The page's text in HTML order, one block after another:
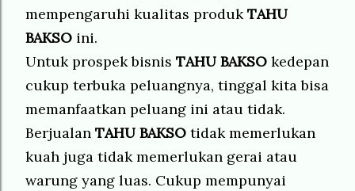
mempengaruhi kualitas produkTAHU
BAKSO ini.
Untuk prospek bisnis TAHU BAKSO kedepan
cukup terbuka peluangnya, tinggal kita bisa
memanfaatkan peluang ini atau tidak.
Berjualan TAHU BAKSO tidak memerlukan
kuah juga tidak memerlukan gerai atau
warung yang luas. Cukup mempunyai